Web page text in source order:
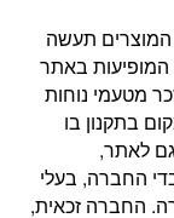
המוצרים תעשה
באתר
מטעמי נוחות
בתקנון בו
לאתר,
החברה, בעלי
החברה זכאית,